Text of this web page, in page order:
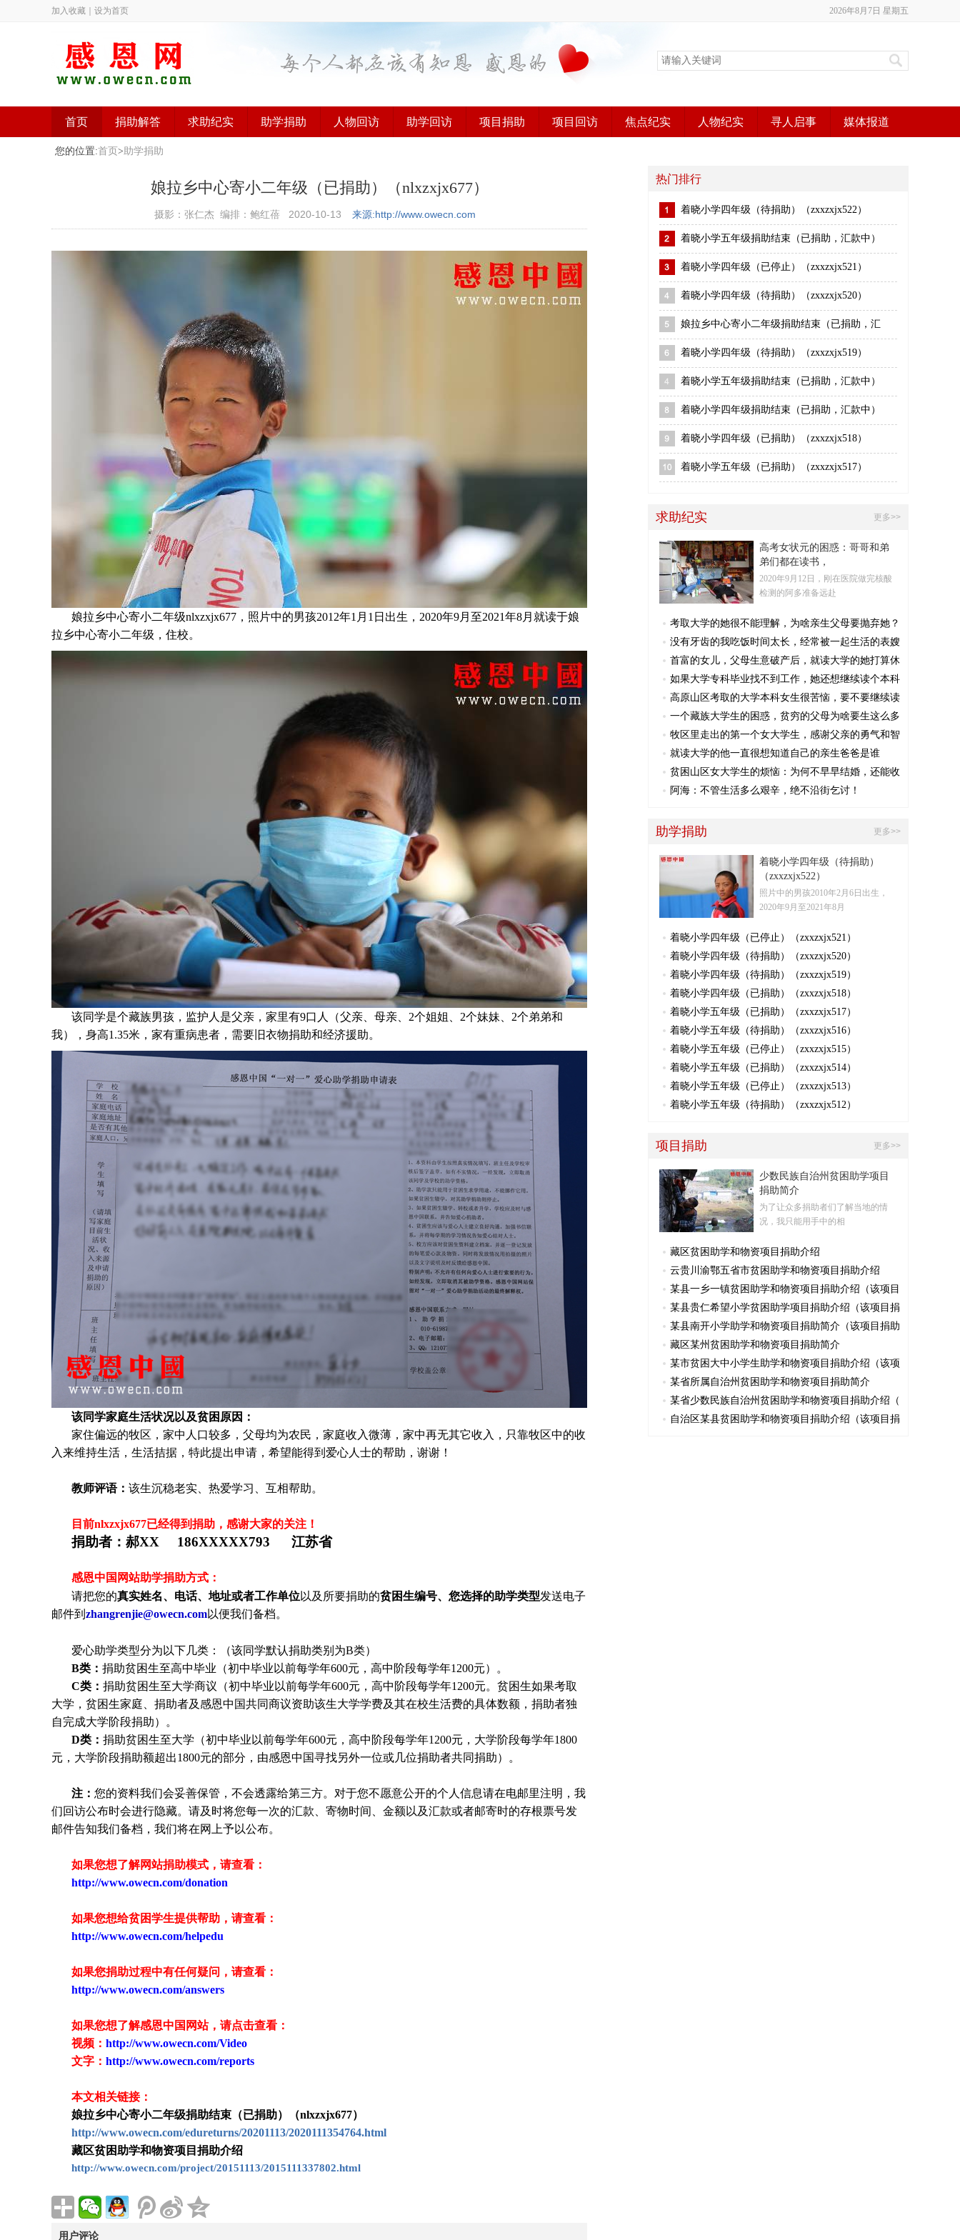
2026年8月7日 星期五
加入收藏 设为首页
首页 捐助解答 求助纪实 助学捐助 人物回访 助学回访 项目捐助 项目回访 焦点纪实 人物纪实 寻人启事 媒体报道
您的位置:首页 >助学捐助
娘拉乡中心寄小二年级（已捐助）（nlxzxjx677）
摄影：张仁杰 编排：鲍红蓓 2020-10-13 来源:http://www.owecn.com
娘拉乡中心寄小二年级nlxzxjx677，照片中的男孩2012年1月1日 出生， 2020年9月至2021年8月就读于娘
拉乡中心寄小二年级 ，住校。
该同学是个藏族男孩，监护人是父亲，家里有9口人（父亲、母亲、2个姐姐、2个妹妹、2个弟弟和
我），身高1.35米，家有重病患者，需要旧衣物捐助和经济援助。
该同学家庭生活状况以及贫困原因：
家住偏远的牧区，家中人口较多，父母均为农民，家庭收入微薄，家中再无其它收入，只靠牧区中的收
入来维持生活，生活拮据，特此提出申请，希望能得到爱心人士的帮助，谢谢！
教师评语： 该生沉稳老实、热爱学习、互相帮助。
目前nlxzxjx677已经得到捐助，感谢大家的关注！
捐助者： 郝XX 186XXXXX793 江苏省
感恩中国网站助学捐助方式：
请把您的真实姓名、电话、地址或者工作单位以及所要捐助的贫困生编号、您选择的助学类型发送电子
邮件到 zhangrenjie@owecn.com以便我们备档。
爱心助学类型分为以下几类：（该同学默认捐助类别为B类）
B类： 捐助贫困生至高中毕业（初中毕业以前每学年600元，高中阶段每学年1200元）。
C类： 捐助贫困生至大学商议（初中毕业以前每学年600元，高中阶段每学年1200元。贫困生如果考取
大学，贫困生家庭、捐助者及感恩中国共同商议资助该生大学学费及其在校生活费的具体数额，捐助者独
自完成大学阶段捐助）。
D类： 捐助贫困生至大学（初中毕业以前每学年600元，高中阶段每学年1200元，大学阶段每学年1800
元，大学阶段捐助额超出1800元的部分，由感恩中国寻找另外一位或几位捐助者共同捐助）。
注： 您的资料我们会妥善保管，不会透露给第三方。对于您不愿意公开的个人信息请在电邮里注明，我
们回访公布时会进行隐藏。请及时将您每一次的汇款、寄物时间、金额以及汇款或者邮寄时的存根票号发
邮件告知我们备档，我们将在网上予以公布。
如果您想了解网站捐助模式，请查看：
http://www.owecn.com/donation
如果您想给贫困学生提供帮助，请查看 ：
http://www.owecn.com/helpedu
如果您捐助过程中有任何疑问，请查看 ：
http://www.owecn.com/answers
如果您想了解感恩中国网站，请点击查看：
视频： http://www.owecn.com/Video
文字： http://www.owecn.com/reports
本文相关链接：
娘拉乡中心寄小二年级捐助结束（已捐助）（nlxzxjx677）
http://www.owecn.com/edureturns/20201113/2020111354764.html
藏区贫困助学和物资项目捐助介绍
http://www.owecn.com/project/20151113/2015111337802.html
用户评论
热门排行
着晓小学四年级（待捐助）（zxxzxjx522）
着晓小学五年级捐助结束（已捐助，汇款中）
着晓小学四年级（已停止）（zxxzxjx521）
着晓小学四年级（待捐助）（zxxzxjx520）
娘拉乡中心寄小二年级捐助结束（已捐助，汇
着晓小学四年级（待捐助）（zxxzxjx519）
着晓小学五年级捐助结束（已捐助，汇款中）
着晓小学四年级捐助结束（已捐助，汇款中）
着晓小学四年级（已捐助）（zxxzxjx518）
着晓小学五年级（已捐助）（zxxzxjx517）
更多>>
求助纪实
高考女状元的困惑：哥哥和弟
弟们都在读书，
2020年9月12日，刚在医院做完核酸
检测的阿多准备远赴
考取大学的她很不能理解，为啥亲生父母要抛弃她？
没有牙齿的我吃饭时间太长，经常被一起生活的表嫂
首富的女儿，父母生意破产后，就读大学的她打算休
如果大学专科毕业找不到工作，她还想继续读个本科
高原山区考取的大学本科女生很苦恼，要不要继续读
一个藏族大学生的困惑，贫穷的父母为啥要生这么多
牧区里走出的第一个女大学生，感谢父亲的勇气和智
就读大学的他一直很想知道自己的亲生爸爸是谁
贫困山区女大学生的烦恼：为何不早早结婚，还能收
阿海：不管生活多么艰辛，绝不沿街乞讨！
更多>>
助学捐助
着晓小学四年级（待捐助）
（zxxzxjx522）
照片中的男孩2010年2月6日出生，
2020年9月至2021年8月
着晓小学四年级（已停止）（zxxzxjx521）
着晓小学四年级（待捐助）（zxxzxjx520）
着晓小学四年级（待捐助）（zxxzxjx519）
着晓小学四年级（已捐助）（zxxzxjx518）
着晓小学五年级（已捐助）（zxxzxjx517）
着晓小学五年级（待捐助）（zxxzxjx516）
着晓小学五年级（已停止）（zxxzxjx515）
着晓小学五年级（已捐助）（zxxzxjx514）
着晓小学五年级（已停止）（zxxzxjx513）
着晓小学五年级（待捐助）（zxxzxjx512）
更多>>
项目捐助
少数民族自治州贫困助学项目
捐助简介
为了让众多捐助者们了解当地的情
况，我只能用手中的相
藏区贫困助学和物资项目捐助介绍
云贵川渝鄂五省市贫困助学和物资项目捐助介绍
某县一乡一镇贫困助学和物资项目捐助介绍（该项目
某县贵仁希望小学贫困助学项目捐助介绍（该项目捐
某县南开小学助学和物资项目捐助简介（该项目捐助
藏区某州贫困助学和物资项目捐助简介
某市贫困大中小学生助学和物资项目捐助介绍（该项
某省所属自治州贫困助学和物资项目捐助简介
某省少数民族自治州贫困助学和物资项目捐助介绍（
自治区某县贫困助学和物资项目捐助介绍（该项目捐